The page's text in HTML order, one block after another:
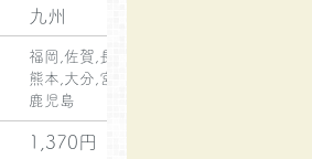
九州
福岡,佐賀,長崎,
熊本,大分,宮崎,
鹿児島
1,370円